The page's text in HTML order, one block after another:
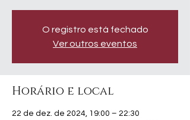
O registro está fechado
Ver outros eventos
Horário e local
22 de dez. de 2024, 19:00 – 22:30